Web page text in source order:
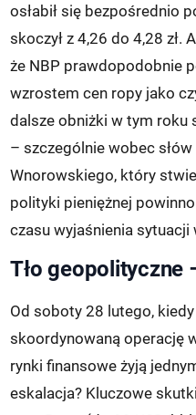
osłabił się bezpośrednio
skoczył z 4,26 do 4,28 zł.
że NBP prawdopodobnie
wzrostem cen ropy jako
dalsze obniżki w tym roku
– szczególnie wobec słów
Wnorowskiego, który
polityki pieniężnej
czasu wyjaśnienia sytuacji
Tło geopolityczne
Od soboty 28 lutego,
skoordynowaną operację
rynki finansowe żyją
eskalacja? Kluczowe